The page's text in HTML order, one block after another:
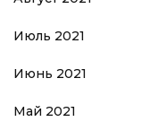
Июль 2021
Июнь 2021
Май 2021